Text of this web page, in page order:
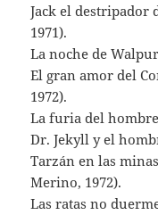
Jack el destripador
1971).
La noche de
El gran amor del
1972).
La furia del hombre
Dr. Jekyll y el
Tarzán en las
Merino, 1972).
Las ratas no